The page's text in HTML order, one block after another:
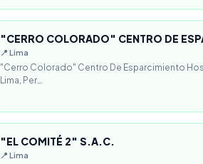
"CERRO COLORADO" CENTRO DE
📍 Lima
"Cerro Colorado" Centro De Esparcimiento
Lima, Per…
"EL COMITÉ 2" S.A.C.
📍 Lima